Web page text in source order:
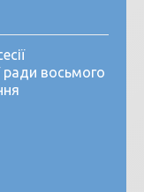
ради восьмого